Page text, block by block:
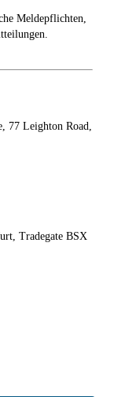
Meldepflichten,
77 Leighton Road,
Tradegate BSX